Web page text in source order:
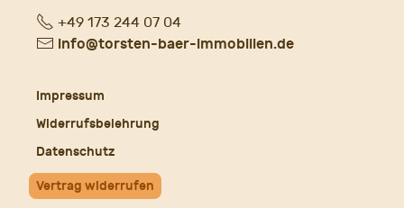
Fon+49 173 244 07 04
E- info@torsten-baer-immobilien.de
Impressum
Widerrufsbelehrung
Datenschutz
Vertrag widerrufen